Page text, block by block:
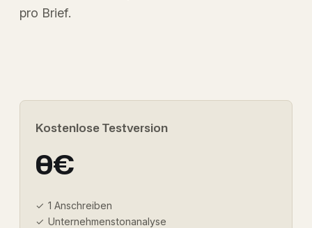
pro Brief.
Kostenlose Testversion
0€
1 Anschreiben
Unternehmenstonanalyse